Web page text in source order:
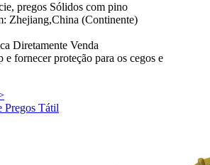
pregos Sólidos com pino
Zhejiang,China (Continente)
Diretamente Venda
fornecer proteção para os cegos e
Pregos Tátil